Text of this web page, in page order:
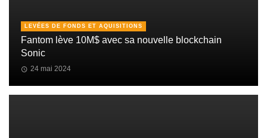
LEVÉES DE FONDS ET AQUISITIONS
Fantom lève 10M$ avec sa nouvelle blockchain
Sonic
24 mai 2024